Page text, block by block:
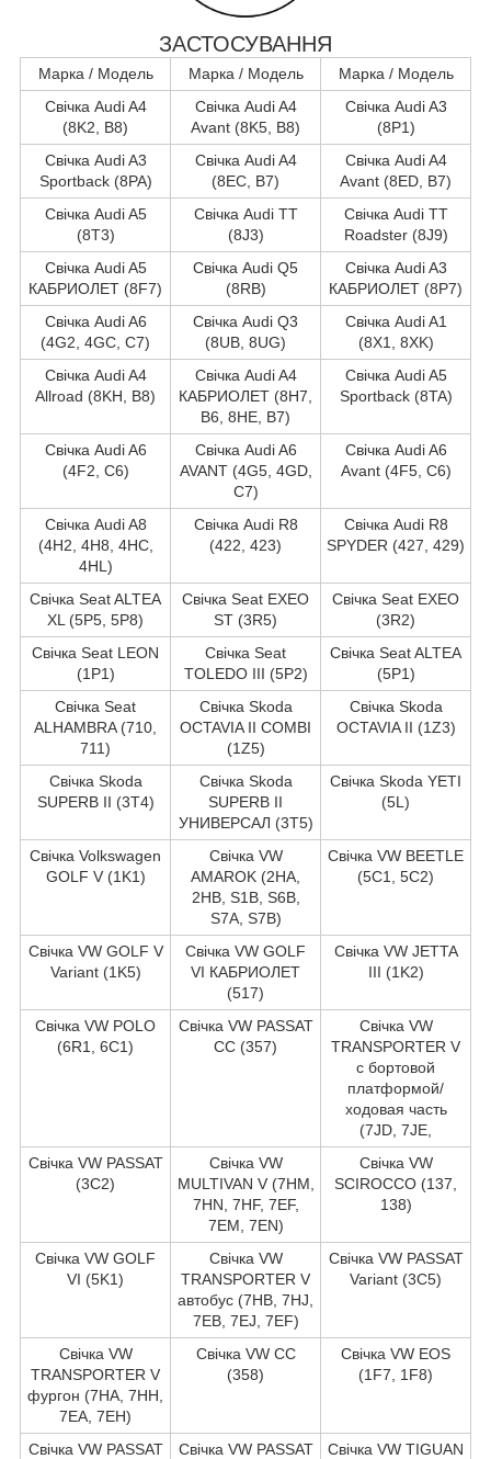
ЗАСТОСУВАННЯ
Марка / Модель Марка / Модель
Марка / Модель
Свічка Audi A4
(8K2, B8)
Свічка Audi A4
Avant (8K5, B8)
Свічка Audi A3
(8P1)
Свічка Audi A3
Sportback (8PA)
Свічка Audi A4
(8EC, B7)
Свічка Audi A4
Avant (8ED, B7)
Свічка Audi A5
(8T3)
Свічка Audi TT
(8J3)
Свічка Audi TT
Roadster (8J9)
Свічка Audi A5
КАБРИОЛЕТ (8F7)
Свічка Audi Q5
(8RB)
Свічка Audi A3
КАБРИОЛЕТ (8P7)
Свічка Audi A6
(4G2, 4GC, C7)
Свічка Audi Q3
(8UB, 8UG)
Свічка Audi A1
(8X1, 8XK)
Свічка Audi A4
Allroad (8KH, B8)
Свічка Audi A4
КАБРИОЛЕТ (8H7,
B6, 8HE, B7)
Свічка Audi A5
Sportback (8TA)
Свічка Audi A6
(4F2, C6)
Свічка Audi A6
AVANT (4G5, 4GD,
C7)
Свічка Audi A6
Avant (4F5, C6)
Свічка Audi A8
(4H2, 4H8, 4HC,
4HL)
Свічка Audi R8
(422, 423)
Свічка Audi R8
SPYDER (427, 429)
Свічка Seat ALTEA
XL (5P5, 5P8)
Свічка Seat EXEO
ST (3R5)
Свічка Seat EXEO
(3R2)
Свічка Seat LEON
(1P1)
Свічка Seat
TOLEDO III (5P2)
Свічка Seat ALTEA
(5P1)
Свічка Seat
ALHAMBRA (710,
711)
Свічка Skoda
OCTAVIA II COMBI
(1Z5)
Свічка Skoda
OCTAVIA II (1Z3)
Свічка Skoda
SUPERB II (3T4)
Свічка Skoda
SUPERB II
УНИВЕРСАЛ (3T5)
Свічка Skoda YETI
(5L)
Свічка Volkswagen
GOLF V (1K1)
Свічка VW
AMAROK (2HA,
2HB, S1B, S6B,
S7A, S7B)
Свічка VW BEETLE
(5C1, 5C2)
Свічка VW GOLF V
Variant (1K5)
Свічка VW GOLF
VI КАБРИОЛЕТ
(517)
Свічка VW JETTA
III (1K2)
Свічка VW POLO
(6R1, 6C1)
Свічка VW PASSAT
CC (357)
Свічка VW
TRANSPORTER V
c бортовой
платформой/
ходовая часть
(7JD, 7JE,
Свічка VW PASSAT
(3C2)
Свічка VW
MULTIVAN V (7HM,
7HN, 7HF, 7EF,
7EM, 7EN)
Свічка VW
SCIROCCO (137,
138)
Свічка VW GOLF
VI (5K1)
Свічка VW
TRANSPORTER V
автобус (7HB, 7HJ,
7EB, 7EJ, 7EF)
Свічка VW PASSAT
Variant (3C5)
Свічка VW
TRANSPORTER V
фургон (7HA, 7HH,
7EA, 7EH)
Свічка VW CC
(358)
Свічка VW EOS
(1F7, 1F8)
Свічка VW PASSAT
Свічка VW PASSAT
Свічка VW TIGUAN